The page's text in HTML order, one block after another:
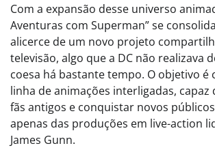
Com a expansão desse universo
Aventuras com Superman” se
alicerce de um novo projeto
televisão, algo que a DC não realizava
coesa há bastante tempo. O objetivo
linha de animações interligadas, capaz
fãs antigos e conquistar novos
apenas das produções em live-action
James Gunn.